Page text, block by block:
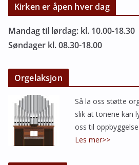
Kirken er åpen hver dag
Mandag til lørdag: kl. 10.00-18.30
Søndager kl. 08.30-18.00
Orgelaksjon
Så la oss støtte
slik at tonene kan
oss til
Les mer>>